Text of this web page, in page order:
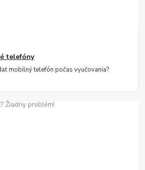
telefóny
mobilný telefón počas vyučovania?